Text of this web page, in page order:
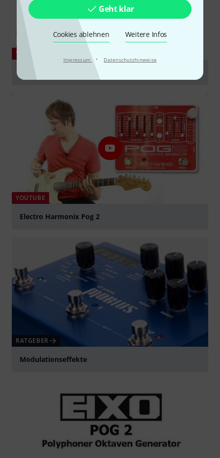
Geht klar
Cookies ablehnen Weitere Infos
Impressum · Datenschutzhinweise
YOUTUBE
Electro Harmonix Pog 2 Bass
YOUTUBE
Electro Harmonix Pog 2
RATGEBER
Modulationseffekte